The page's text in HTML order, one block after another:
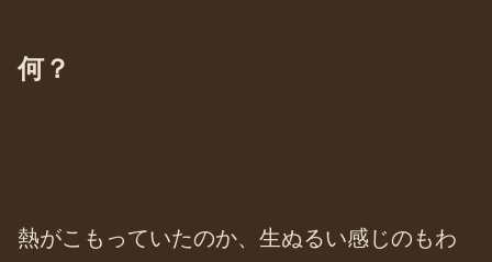
何？
熱がこもっていたのか、生ぬるい感じのもわ